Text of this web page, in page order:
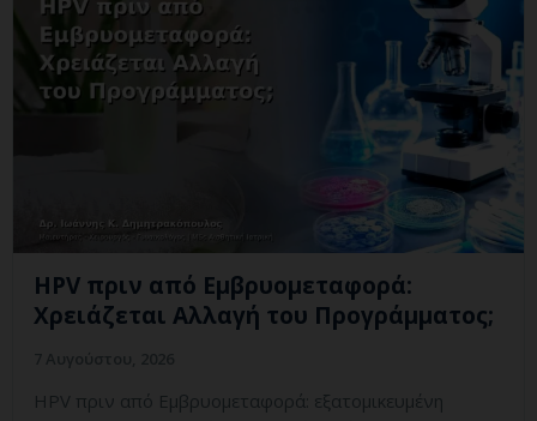
HPV πριν από Εμβρυομεταφορά:
Χρειάζεται Αλλαγή του Προγράμματος;
HPV πριν από Εμβρυομεταφορά: εξατομικευμένη